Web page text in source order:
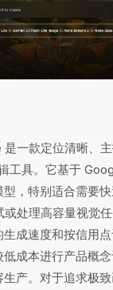
是一款定位清晰、
工具。它基于
，特别适合需要
或处理高容量视觉
成速度和按信用
成本进行产品概
产。对于追求极